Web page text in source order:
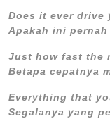
Does it ever drive
Apakah ini pernah
Just how fast the
Betapa cepatnya
Everything that
Segalanya yang